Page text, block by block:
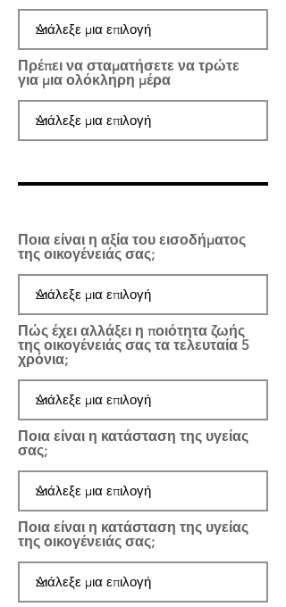
Πρέπει να σταματήσετε να τρώτε
για μια ολόκληρη μέρα
Ποια είναι η αξία του εισοδήματος
της οικογένειάς σας;
Πώς έχει αλλάξει η ποιότητα ζωής
της οικογένειάς σας τα τελευταία 5
χρόνια;
Ποια είναι η κατάσταση της υγείας
σας;
Ποια είναι η κατάσταση της υγείας
της οικογένειάς σας;